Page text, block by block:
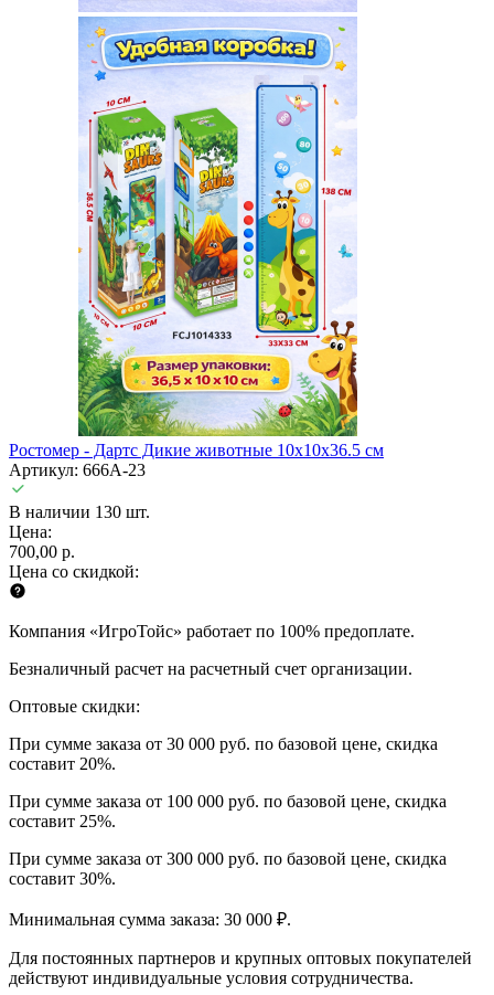
Ростомер - Дартс Дикие животные 10x10x36.5 см
Артикул: 666A-23
В наличии 130 шт.
Цена:
700,00 р.
Цена со скидкой:
Компания «ИгроТойс» работает по 100% предоплате.
Безналичный расчет на расчетный счет организации.
Оптовые скидки:
При сумме заказа от 30 000 руб. по базовой цене, скидка
составит 20%.
При сумме заказа от 100 000 руб. по базовой цене, скидка
составит 25%.
При сумме заказа от 300 000 руб. по базовой цене, скидка
составит 30%.
Минимальная сумма заказа: 30 000 ₽.
Для постоянных партнеров и крупных оптовых покупателей
действуют индивидуальные условия сотрудничества.